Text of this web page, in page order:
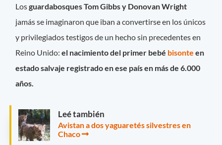
Losguardabosques Tom Gibbs y Donovan Wright
jamás se imaginaron que iban a convertirse en los únicos
y privilegiados testigos de un hecho sin precedentes en
Reino Unido:el nacimiento del primer bebé bisonteen
estado salvaje registrado en ese país en más de 6.000
años.
Leé también
Avistan a dos yaguaretés silvestres en
Chaco